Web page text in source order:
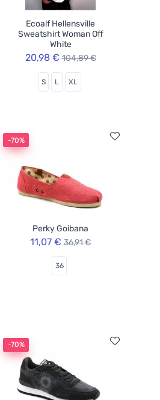
Ecoalf Hellensville
Sweatshirt Woman Off
White
20,98 € 104,89 €
S L XL
-70%
Perky Goibana
11,07 € 36,91 €
36
-70%